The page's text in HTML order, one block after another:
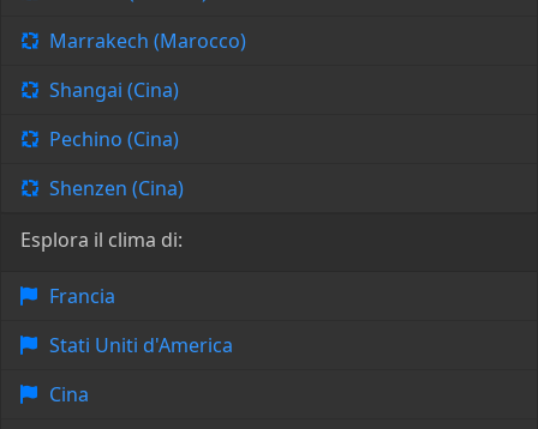
Marrakech (Marocco)
Shangai (Cina)
Pechino (Cina)
Shenzen (Cina)
Esplora il clima di:
Francia
Stati Uniti d'America
Cina